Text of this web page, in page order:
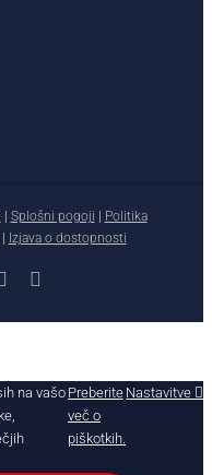
Splošni pogoji
Politika
Izjava o dostopnosti
Instagram
na vašo Preberite
več o
piškotkih.
Nastavitve